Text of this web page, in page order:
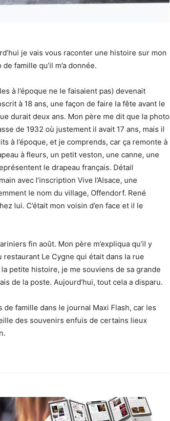
je vais vous raconter une histoire sur mon
famille qu’il m’a donnée.
à l’époque ne le faisaient pas) devenait
à 18 ans, une façon de faire la fête avant le
durait deux ans. Mon père me dit que la photo
de 1932 où justement il avait 17 ans, mais il
à l’époque, et je comprends, car ça remonte à
à fleurs, un petit veston, une canne, une
le drapeau français. Détail
avec l’inscription Vive l’Alsace, une
le nom du village, Offendorf. René
lui. C’était mon voisin d’en face et il le
fin août. Mon père m’expliqua qu’il y
Le Cygne qui était dans la rue
petite histoire, je me souviens de sa grande
de la poste. Aujourd’hui, tout cela a disparu.
famille dans le journal Maxi Flash, car les
des souvenirs enfuis de certains lieux